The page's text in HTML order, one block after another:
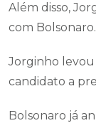
Além disso,
com Bolsonaro.
Jorginho levou
candidato a
Bolsonaro já